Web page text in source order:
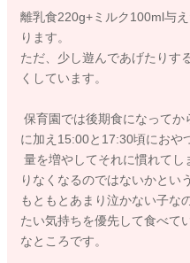
離乳食220g+ミルク100ml与
ります。
ただ、少し遊んであげたりす
くしています。
保育園では後期食になって
に加え15:00と17:30頃におや
量を増やしてそれに慣れてし
りなくなるのではないかとい
もともとあまり泣かない子な
たい気持ちを優先して食べて
なところです。